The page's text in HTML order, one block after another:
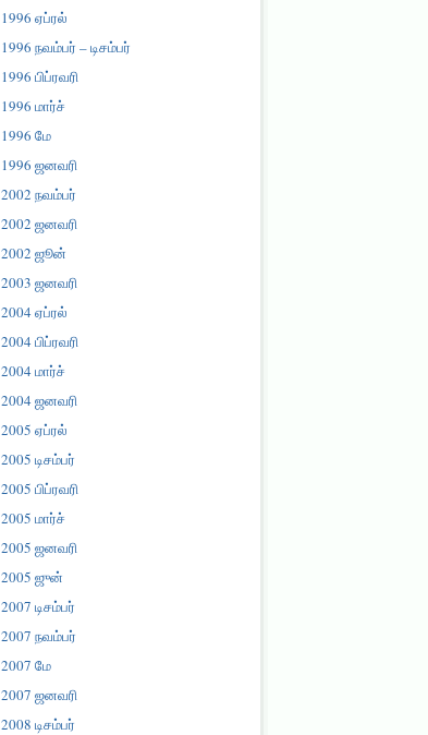
1996 ஏப்ரல்
1996 நவம்பர் – டிசம்பர்
1996 பிப்ரவரி
1996 மார்ச்
1996 மே
1996 ஜனவரி
2002 நவம்பர்
2002 ஜனவரி
2002 ஜூன்
2003 ஜனவரி
2004 ஏப்ரல்
2004 பிப்ரவரி
2004 மார்ச்
2004 ஜனவரி
2005 ஏப்ரல்
2005 டிசம்பர்
2005 பிப்ரவரி
2005 மார்ச்
2005 ஜனவரி
2005 ஜுன்
2007 டிசம்பர்
2007 நவம்பர்
2007 மே
2007 ஜனவரி
2008 டிசம்பர்